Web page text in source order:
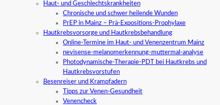
Haut- und Geschlechtskrankheiten
Chronische und schwer heilende Wunden
PrEP in Mainz – Prä-Expositions-Prophylaxe
Hautkrebsvorsorge und Hautkrebsbehandlung
Online-Termine im Haut- und Venenzentrum Mainz
nevisense-melanomerkennung-muttermal-analyse
Photodynamische-Therapie-PDT bei Hautkrebs und
Hautkrebsvorstufen
Besenreiser und Krampfadern
Tipps zur Venen-Gesundheit
Venencheck